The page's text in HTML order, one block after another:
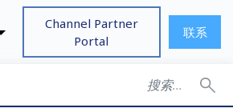
Channel Partner
Portal
联系